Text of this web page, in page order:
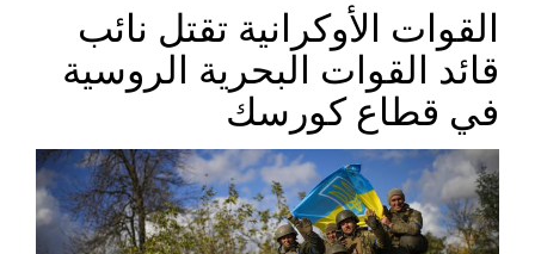
القوات الأوكرانية تقتل نائب
قائد القوات البحرية الروسية
في قطاع كورسك